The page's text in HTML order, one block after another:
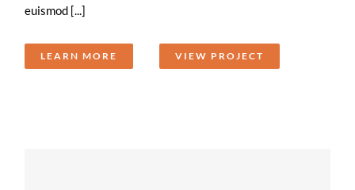
euismod [...]
LEARN MORE VIEW PROJECT